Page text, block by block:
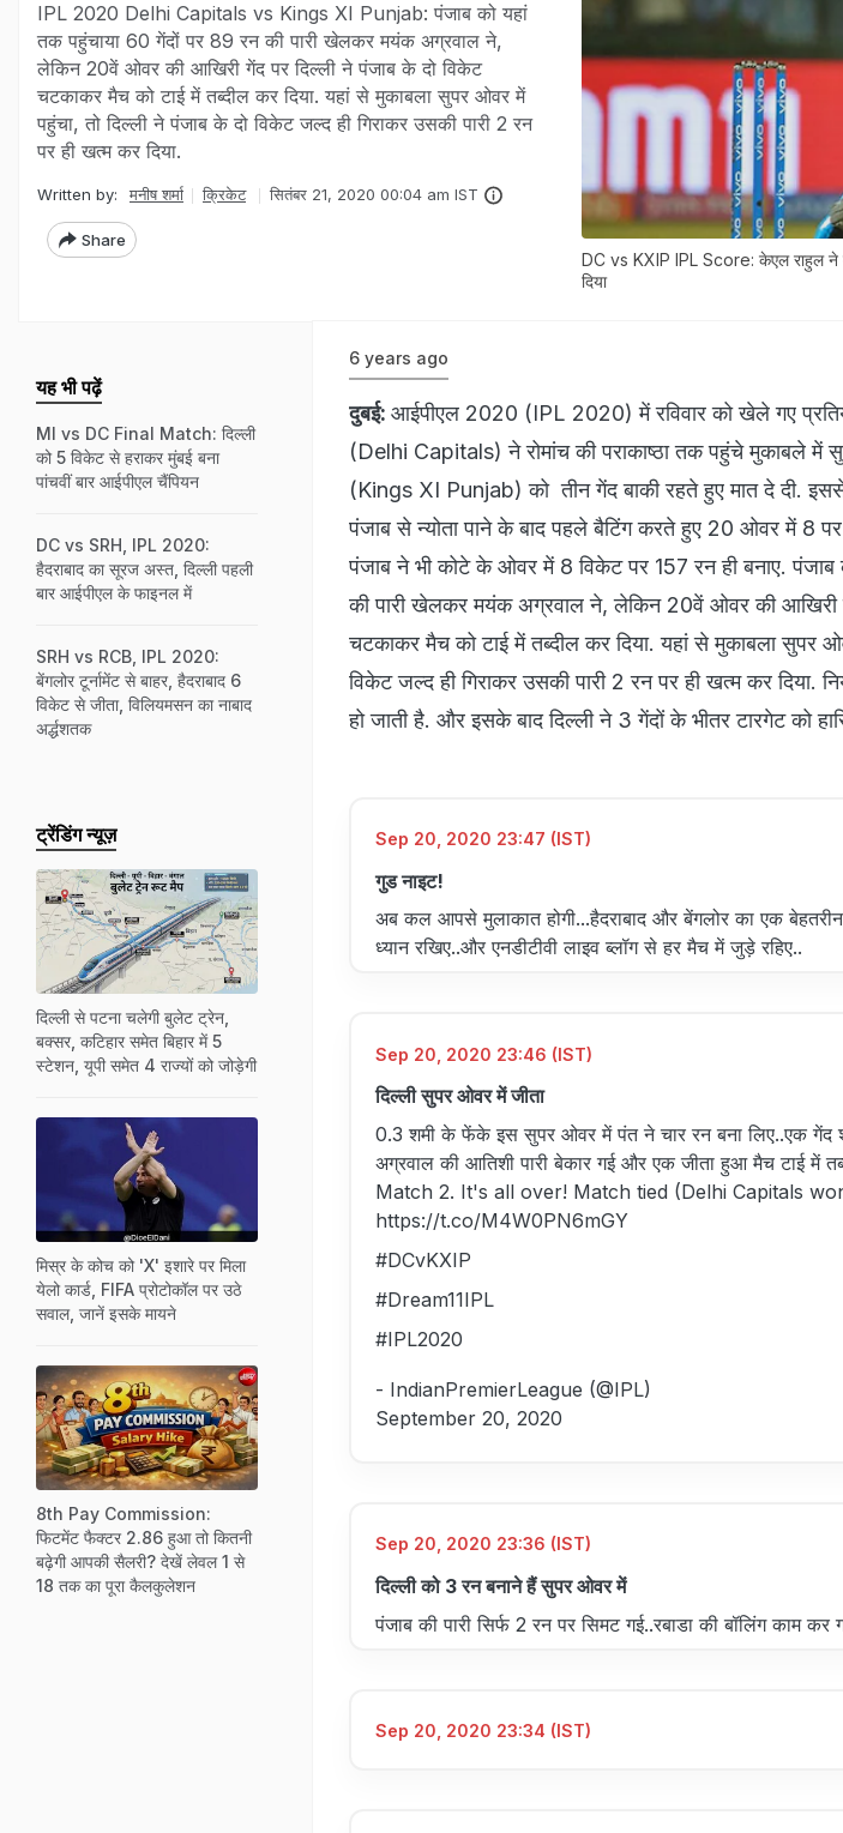
IPL 2020 Delhi Capitals vs Kings XI Punjab: पंजाब को यहां
तक पहुंचाया 60 गेंदों पर 89 रन की पारी खेलकर मयंक अग्रवाल ने,
लेकिन 20वें ओवर की आखिरी गेंद पर दिल्ली ने पंजाब के दो विकेट
चटकाकर मैच को टाई में तब्दील कर दिया. यहां से मुकाबला सुपर ओवर में
पहुंचा, तो दिल्ली ने पंजाब के दो विकेट जल्द ही गिराकर उसकी पारी 2 रन
पर ही खत्म कर दिया.
Written by: मनीष शर्मा क्रिकेट सितंबर 21, 2020 00:04 am IST
Share
DC vs KXIP IPL Score: केएल राहुल ने
दिया
6 years ago
दुबई: आईपीएल 2020 (IPL 2020) में रविवार को खेले गए
(Delhi Capitals) ने रोमांच की पराकाष्ठा तक पहुंचे मुकाबले में
(Kings XI Punjab) को तीन गेंद बाकी रहते हुए मात दे दी.
पंजाब से न्योता पाने के बाद पहले बैटिंग करते हुए 20 ओवर में 8
पंजाब ने भी कोटे के ओवर में 8 विकेट पर 157 रन ही बनाए.
की पारी खेलकर मयंक अग्रवाल ने, लेकिन 20वें ओवर की आखिरी
चटकाकर मैच को टाई में तब्दील कर दिया. यहां से मुकाबला सुपर
विकेट जल्द ही गिराकर उसकी पारी 2 रन पर ही खत्म कर दिया.
हो जाती है. और इसके बाद दिल्ली ने 3 गेंदों के भीतर टारगेट को
Sep 20, 2020 23:47 (IST)
गुड नाइट!
अब कल आपसे मुलाकात होगी...हैदराबाद और बेंगलोर का एक
ध्यान रखिए..और एनडीटीवी लाइव ब्लॉग से हर मैच में जुड़े रहिए..
Sep 20, 2020 23:46 (IST)
दिल्ली सुपर ओवर में जीता
0.3 शमी के फेंके इस सुपर ओवर में पंत ने चार रन बना लिए..एक गेंद
अग्रवाल की आतिशी पारी बेकार गई और एक जीता हुआ मैच टाई में
Match 2. It's all over! Match tied (Delhi Capitals
https://t.co/M4W0PN6mGY
#DCvKXIP
#Dream11IPL
#IPL2020
- IndianPremierLeague (@IPL)
September 20, 2020
Sep 20, 2020 23:36 (IST)
दिल्ली को 3 रन बनाने हैं सुपर ओवर में
पंजाब की पारी सिर्फ 2 रन पर सिमट गई..रबाडा की बॉलिंग काम कर
Sep 20, 2020 23:34 (IST)
यह भी पढ़ें
MI vs DC Final Match: दिल्ली
को 5 विकेट से हराकर मुंबई बना
पांचवीं बार आईपीएल चैंपियन
DC vs SRH, IPL 2020:
हैदराबाद का सूरज अस्त, दिल्ली पहली
बार आईपीएल के फाइनल में
SRH vs RCB, IPL 2020:
बेंगलोर टूर्नामेंट से बाहर, हैदराबाद 6
विकेट से जीता, विलियमसन का नाबाद
अर्द्धशतक
ट्रेंडिंग न्यूज़
दिल्ली से पटना चलेगी बुलेट ट्रेन,
बक्सर, कटिहार समेत बिहार में 5
स्टेशन, यूपी समेत 4 राज्यों को जोड़ेगी
मिस्र के कोच को 'X' इशारे पर मिला
येलो कार्ड, FIFA प्रोटोकॉल पर उठे
सवाल, जानें इसके मायने
8th Pay Commission:
फिटमेंट फैक्टर 2.86 हुआ तो कितनी
बढ़ेगी आपकी सैलरी? देखें लेवल 1 से
18 तक का पूरा कैलकुलेशन